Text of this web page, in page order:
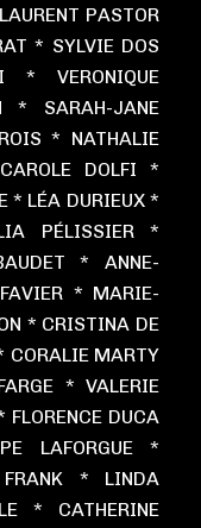
PASTOR
* SYLVIE DOS
* VERONIQUE
* SARAH-JANE
* NATHALIE
DOLFI *
* LÉA DURIEUX *
PÉLISSIER *
* ANNE-
* MARIE-
* CRISTINA DE
CORALIE MARTY
* VALERIE
DUCA
LAFORGUE *
* LINDA
* CATHERINE